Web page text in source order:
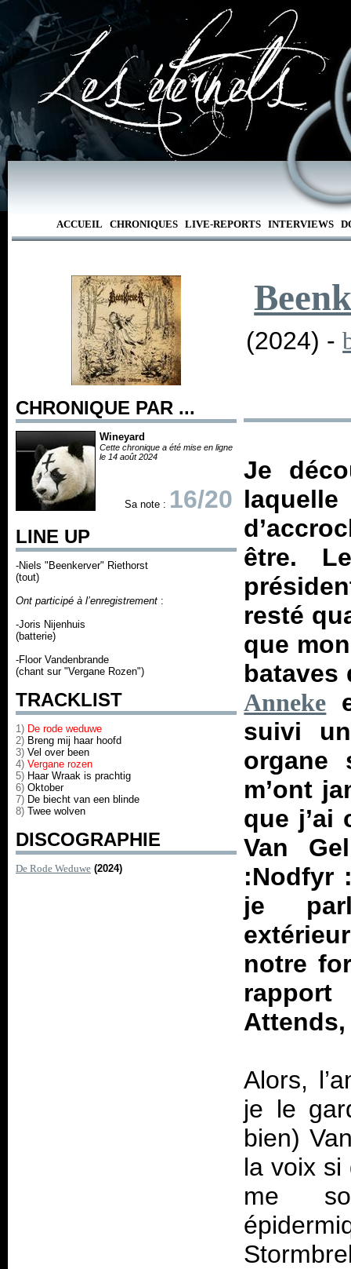
ACCUEIL CHRONIQUES LIVE-REPORTS INTERVIEWS
CHRONIQUE PAR ...
Wineyard
Cette chronique a été mise en ligne
le 14 août 2024
Sa note : 16/20
LINE UP
-Niels "Beenkerver" Riethorst
(tout)
Ont participé à l’enregistrement :
-Joris Nijenhuis
(batterie)
-Floor Vandenbrande
(chant sur "Vergane Rozen")
TRACKLIST
1) De rode weduwe
2) Breng mij haar hoofd
3) Vel over been
4) Vergane rozen
5) Haar Wraak is prachtig
6) Oktober
7) De biecht van een blinde
8) Twee wolven
DISCOGRAPHIE
De Rode Weduwe (2024)
(2024) -
Je
être.
resté
que
bataves
Anneke
suivi
organe
m’ont
que j’ai
Van
:Nodfyr
je
notre
Alors,
je le
bien)
la voix si
me